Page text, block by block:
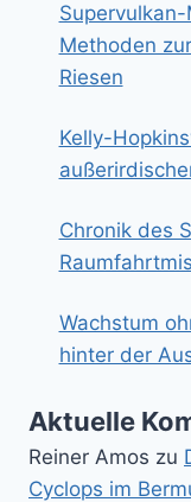
Methoden
Riesen
Kelly-
Chronik des
Wachstum
hinter der
Aktuelle
Reiner Amos zu
Cyclops im